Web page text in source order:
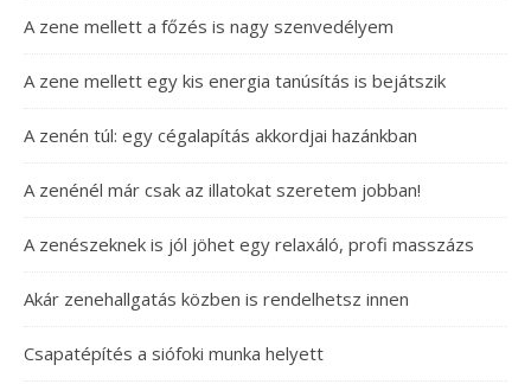
A zene mellett a főzés is nagy szenvedélyem
A zene mellett egy kis energia tanúsítás is bejátszik
A zenén túl: egy cégalapítás akkordjai hazánkban
A zenénél már csak az illatokat szeretem jobban!
A zenészeknek is jól jöhet egy relaxáló, profi masszázs
Akár zenehallgatás közben is rendelhetsz innen
Csapatépítés a siófoki munka helyett